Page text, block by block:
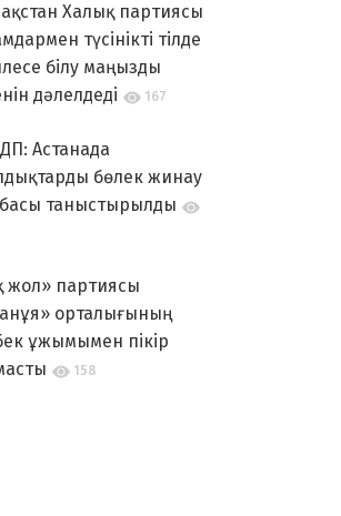
Халық партиясы
түсінікті тілде
білу маңызды
дәлелдеді
167
Астанада
бөлек жинау
таныстырылды
жол» партиясы
орталығының
ұжымымен пікір
158